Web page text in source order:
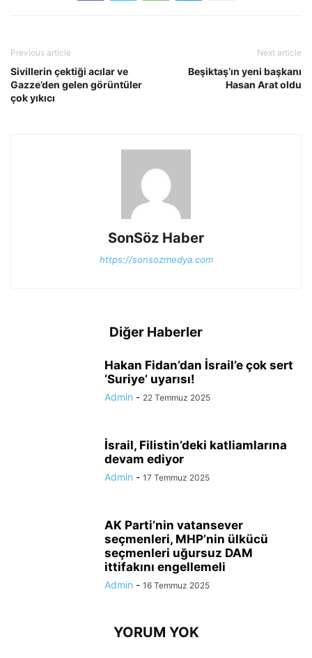
Previous article
Sivillerin çektiği acılar ve
Gazze’den gelen görüntüler
çok yıkıcı
Next article
Beşiktaş’ın yeni başkanı
Hasan Arat oldu
SonSöz Haber
https://sonsozmedya.com
Diğer Haberler
Hakan Fidan’dan İsrail’e çok sert
‘Suriye’ uyarısı!
Admin - 22 Temmuz 2025
İsrail, Filistin’deki katliamlarına
devam ediyor
Admin - 17 Temmuz 2025
AK Parti’nin vatansever
seçmenleri, MHP’nin ülkücü
seçmenleri uğursuz DAM
ittifakını engellemeli
Admin - 16 Temmuz 2025
YORUM YOK